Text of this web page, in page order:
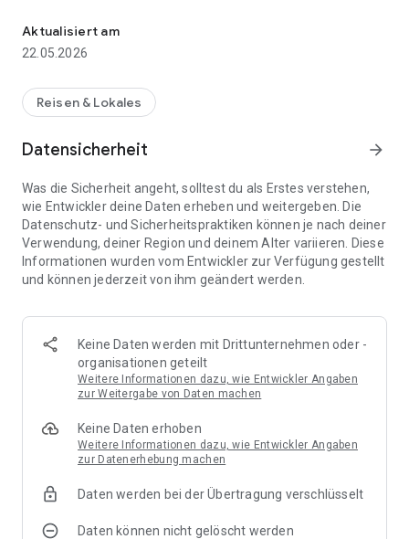
Aktualisiert am
22.05.2026
Reisen & Lokales
Datensicherheit arrow_forward
Was die Sicherheit angeht, solltest du als Erstes verstehen,
wie Entwickler deine Daten erheben und weitergeben. Die
Datenschutz- und Sicherheitspraktiken können je nach deiner
Verwendung, deiner Region und deinem Alter variieren. Diese
Informationen wurden vom Entwickler zur Verfügung gestellt
und können jederzeit von ihm geändert werden.
Keine Daten werden mit Drittunternehmen oder -
organisationen geteilt
Weitere Informationen dazu, wie Entwickler Angaben
zur Weitergabe von Daten machen
Keine Daten erhoben
Weitere Informationen dazu, wie Entwickler Angaben
zur Datenerhebung machen
Daten werden bei der Übertragung verschlüsselt
Daten können nicht gelöscht werden